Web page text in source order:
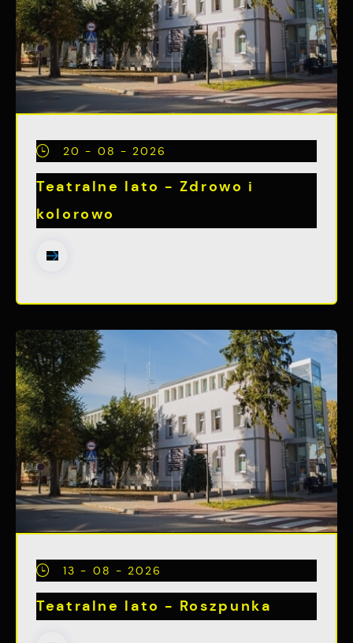
20 - 08 - 2026
Teatralne lato - Zdrowo i
kolorowo
13 - 08 - 2026
Teatralne lato - Roszpunka